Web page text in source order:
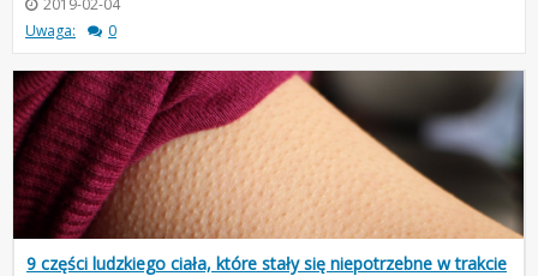
2019-02-04
Uwaga:
0
9 części ludzkiego ciała, które stały się niepotrzebne w trakcie